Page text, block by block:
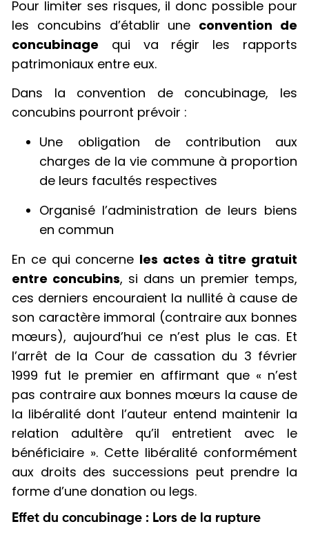
Pour limiter ses risques, il donc possible pour
les concubins d’établir une convention de
concubinage qui va régir les rapports
patrimoniaux entre eux.
Dans la convention de concubinage, les
concubins pourront prévoir :
Une obligation de contribution aux
charges de la vie commune à proportion
de leurs facultés respectives
Organisé l’administration de leurs biens
en commun
En ce qui concerne les actes à titre gratuit
entre concubins, si dans un premier temps,
ces derniers encouraient la nullité à cause de
son caractère immoral (contraire aux bonnes
mœurs), aujourd’hui ce n’est plus le cas. Et
l’arrêt de la Cour de cassation du 3 février
1999 fut le premier en affirmant que « n’est
pas contraire aux bonnes mœurs la cause de
la libéralité dont l’auteur entend maintenir la
relation adultère qu’il entretient avec le
bénéficiaire ». Cette libéralité conformément
aux droits des successions peut prendre la
forme d’une donation ou legs.
Effet du concubinage : Lors de la rupture